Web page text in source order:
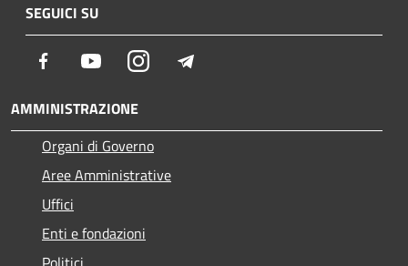
SEGUICI SU
Facebook YoutubeInstagram
AMMINISTRAZIONE
Organi di Governo
Aree Amministrative
Uffici
Enti e fondazioni